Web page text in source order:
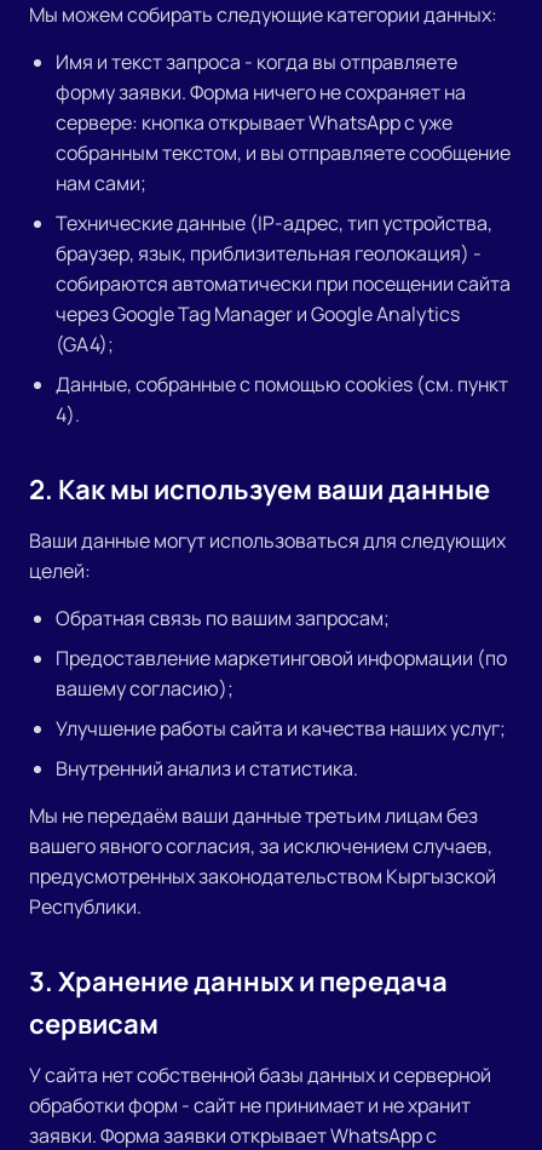
Мы можем собирать следующие категории данных:
Имя и текст запроса - когда вы отправляете
форму заявки. Форма ничего не сохраняет на
сервере: кнопка открывает WhatsApp с уже
собранным текстом, и вы отправляете сообщение
нам сами;
Технические данные (IP-адрес, тип устройства,
браузер, язык, приблизительная геолокация) -
собираются автоматически при посещении сайта
через Google Tag Manager и Google Analytics
(GA4);
Данные, собранные с помощью cookies (см. пункт
4).
2. Как мы используем ваши данные
Ваши данные могут использоваться для следующих
целей:
Обратная связь по вашим запросам;
Предоставление маркетинговой информации (по
вашему согласию);
Улучшение работы сайта и качества наших услуг;
Внутренний анализ и статистика.
Мы не передаём ваши данные третьим лицам без
вашего явного согласия, за исключением случаев,
предусмотренных законодательством Кыргызской
Республики.
3. Хранение данных и передача
сервисам
У сайта нет собственной базы данных и серверной
обработки форм - сайт не принимает и не хранит
заявки. Форма заявки открывает WhatsApp с